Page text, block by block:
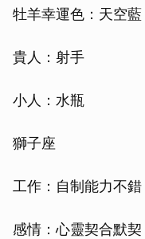
牡羊幸運色：天空藍
貴人：射手
小人：水瓶
獅子座
工作：自制能力不錯
感情：心靈契合默契